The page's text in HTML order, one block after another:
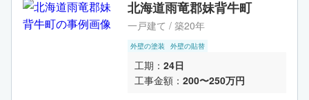
北海道雨竜郡妹背牛町
一戸建て / 築20年
外壁の塗装 外壁の貼替
工期： 24日
工事金額： 200〜250万円